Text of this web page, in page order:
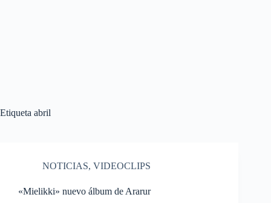
Etiqueta abril
NOTICIAS, VIDEOCLIPS
«Mielikki» nuevo álbum de Ararur